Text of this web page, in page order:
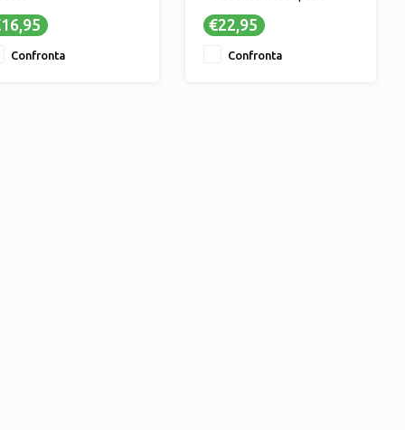
traspirante per
crescita sana delle piante
Confronta
esterno
✔ Per giardino, terrazza e
€22,95
Confronta